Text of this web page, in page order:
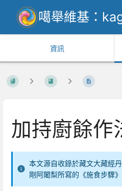
噶舉維基：
資訊
加持廚餘作
本文源自收錄於藏文大藏經
剛阿闍梨所寫的《施食步驟